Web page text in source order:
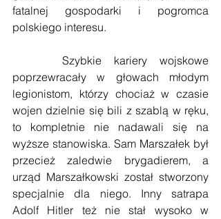
fatalnej gospodarki i pogromca
polskiego interesu.
Szybkie kariery wojskowe
poprzewracały w głowach młodym
legionistom, którzy chociaż w czasie
wojen dzielnie się bili z szablą w ręku,
to kompletnie nie nadawali się na
wyższe stanowiska. Sam Marszałek był
przecież zaledwie brygadierem, a
urząd Marszałkowski został stworzony
specjalnie dla niego. Inny satrapa
Adolf Hitler też nie stał wysoko w